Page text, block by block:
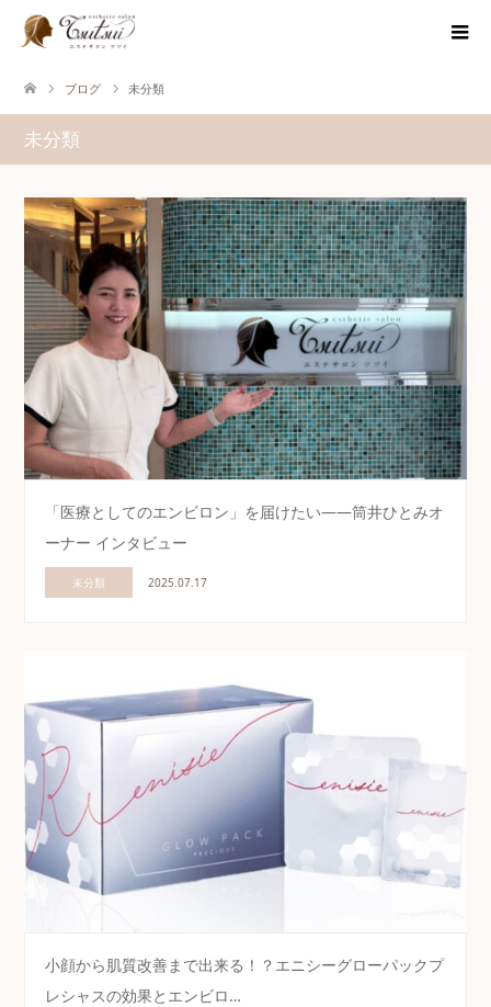
ブログ 未分類
未分類
「医療としてのエンビロン」を届けたい——筒井ひとみオ
ーナー インタビュー
未分類 2025.07.17
小顔から肌質改善まで出来る！？エニシーグローパックプ
レシャスの効果とエンビロ…